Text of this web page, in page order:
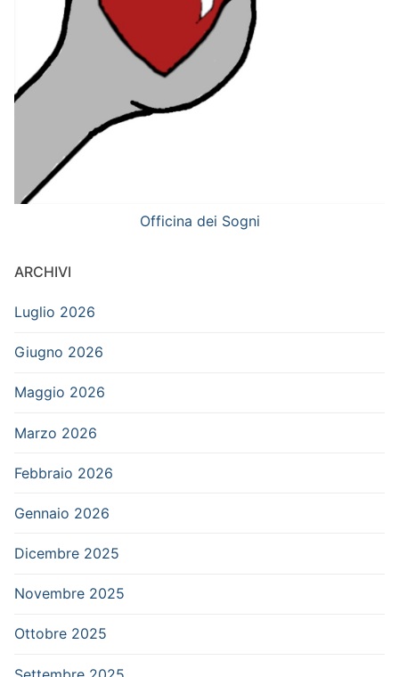
Officina dei Sogni
ARCHIVI
Luglio 2026
Giugno 2026
Maggio 2026
Marzo 2026
Febbraio 2026
Gennaio 2026
Dicembre 2025
Novembre 2025
Ottobre 2025